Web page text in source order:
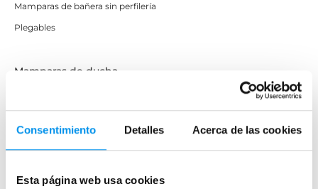
Consentimiento Detalles Acerca de las cookies
Esta página web usa cookies
Mamparas de bañera sin perfilería
Plegables
Mamparas de ducha
Mamparas cuadradas
Mamparas rectangulares
Semicirculares